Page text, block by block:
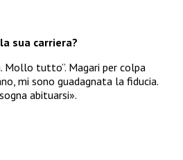
sua carriera?
Mollo tutto”. Magari per colpa
mi sono guadagnata la fiducia.
abituarsi».